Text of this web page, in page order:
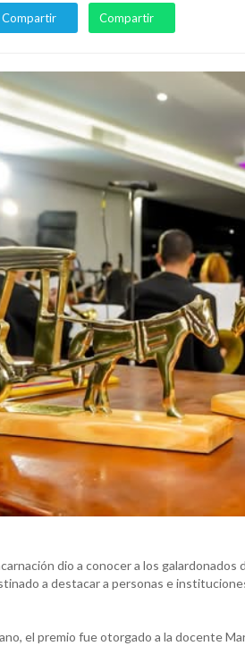
Compartir Compartir
dio a conocer a los
a destacar a personas e
el premio fue otorgado a la docente